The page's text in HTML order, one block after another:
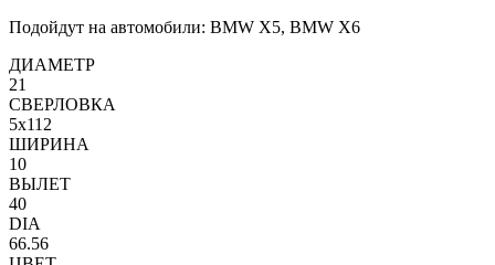
Подойдут на автомобили: BMW X5, BMW X6
ДИАМЕТР
21
СВЕРЛОВКА
5x112
ШИРИНА
10
ВЫЛЕТ
40
DIA
66.56